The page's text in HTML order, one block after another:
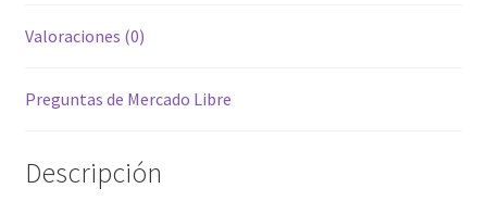
Valoraciones (0)
Preguntas de Mercado Libre
Descripción